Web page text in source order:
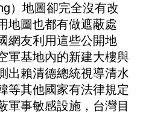
）地圖卻完全沒有改
地圖也都有做遮蔽處
網友利用這些公開地
軍基地內的新建大樓與
出賴清德總統視導清水
等其他國家有法律規定
軍事敏感設施，台灣目